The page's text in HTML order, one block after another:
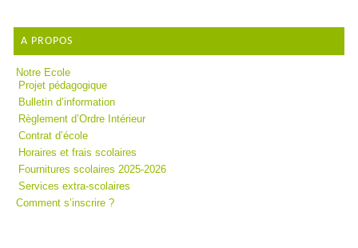
A PROPOS
Notre Ecole
Projet pédagogique
Bulletin d’information
Règlement d’Ordre Intérieur
Contrat d’école
Horaires et frais scolaires
Fournitures scolaires 2025-2026
Services extra-scolaires
Comment s’inscrire ?